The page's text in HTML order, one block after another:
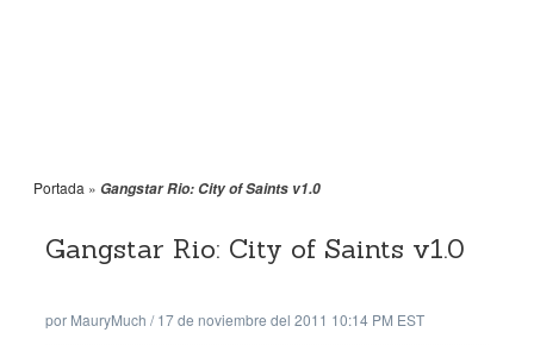
Portada » Gangstar Rio: City of Saints v1.0
Gangstar Rio: City of Saints v1.0
por MauryMuch /17 de noviembre del 2011 10:14 PM EST